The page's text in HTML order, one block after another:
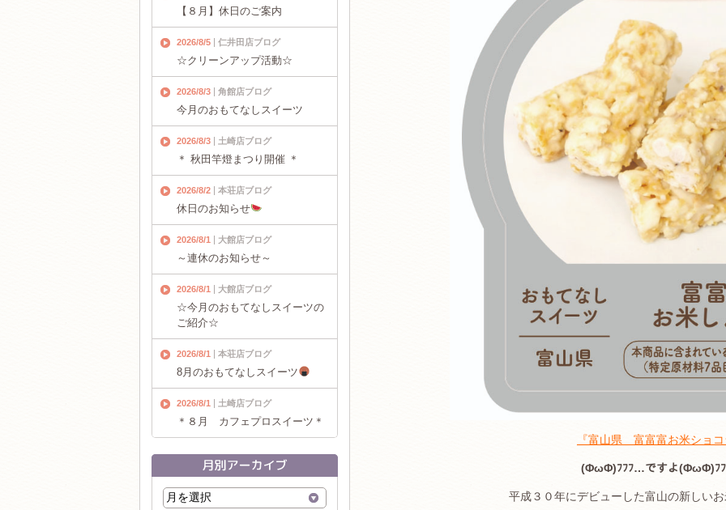
『富山県 富富富お米ショ
(ΦωΦ)ﾌﾌﾌ…ですよ(ΦωΦ)ﾌ
平成３０年にデビューした富山の新しい
【８月】休日のご案内
2026/8/5 仁井田店ブログ
☆クリーンアップ活動☆
2026/8/3 角館店ブログ
今月のおもてなしスイーツ
2026/8/3 土崎店ブログ
＊ 秋田竿燈まつり開催 ＊
2026/8/2 本荘店ブログ
休日のお知らせ
2026/8/1 大館店ブログ
～連休のお知らせ～
2026/8/1 大館店ブログ
☆今月のおもてなしスイーツの
ご紹介☆
2026/8/1 本荘店ブログ
8月のおもてなしスイーツ
2026/8/1 土崎店ブログ
＊８月 カフェプロスイーツ＊